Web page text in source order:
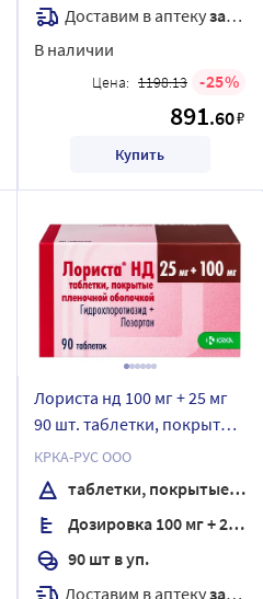
Доставим в аптекузавтра
В наличии
Цена: 1198.13 25
891.60₽
Купить
Лориста нд 100 мг + 25 мг
90 шт. таблетки, покрытые
пленочной оболочкой
КРКА-РУС ООО
таблетки, покрытые пленочной оболочкой
Дозировка 100 мг + 25 мг
90 шт в уп.
Доставим в аптекузавтра